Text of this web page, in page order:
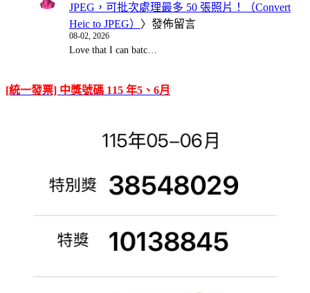
JPEG，可批次處理最多 50 張照片！（Convert
Heic to JPEG） 〉發佈留言
08-02, 2026
Love that I can batc…
[統一發票] 中獎號碼 115 年5、6月